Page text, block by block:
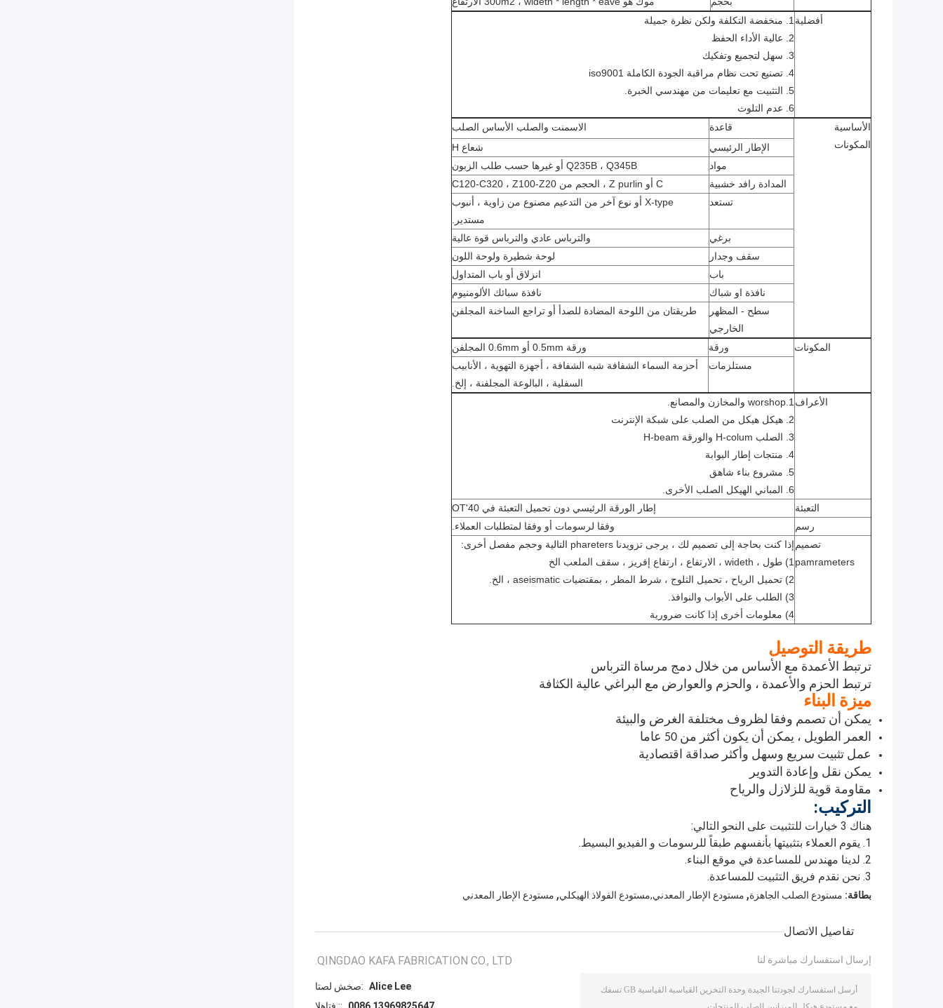
أفضلية1. منخفضة التكلفة ولكن نظرة جميلة
2. عالية الأداء الحفظ
3. سهل لتجميع وتفكيك
4. تصنيع تحت نظام مراقبة الجودة الكاملة iso9001
5. التثبيت مع تعليمات من مهندسي الخبرة.
6. عدم التلوث
الأساسية
المكونات
قاعدة
الاسمنت والصلب الأساس الصلب
الإطار الرئيسي
شعاع H
مواد
Q235B ، Q345B أو غيرها حسب طلب الزبون
المدادة رافد خشبية
C أو Z purlin ، الحجم من C120-C320 ، Z100-Z20
تستعد
X-type أو نوع آخر من التدعيم مصنوع من زاوية ، أنبوب
مستدير.
برغي
والترباس عادي والترباس قوة عالية
سقف وجدار
لوحة شطيرة ولوحة اللون
باب
انزلاق أو باب المتداول
نافذة او شباك
نافذة سبائك الألومنيوم
سطح - المظهر
الخارجي
طريقتان من اللوحة المضادة للصدأ أو تراجع الساخنة المجلفن
المكونات ورقة
ورقة 0.5mm أو 0.6mm المجلفن
مستلزمات
أحزمة السماء الشفافة شبه الشفافة ، أجهزة التهوية ، الأنابيب
السفلية ، البالوعة المجلفنة ، إلخ.
الأعراف1.worshop والمخازن والمصانع.
2. هيكل هيكل من الصلب على شبكة الإنترنت
3. الصلب H-colum والورقة H-beam
4. منتجات إطار البوابة
5. مشروع بناء شاهق
6. المباني الهيكل الصلب الأخرى.
التعبئة
إطار الورقة الرئيسي دون تحميل التعبئة في 40'OT
رسم
وفقا لرسومات أو وفقا لمتطلبات العملاء.
تصميم
pamrameters
إذا كنت بحاجة إلى تصميم لك ، يرجى تزويدنا phareters التالية وحجم مفصل أخرى:
1) طول ، wideth ، الارتفاع ، ارتفاع إفريز ، سقف الملعب الخ
2) تحميل الرياح ، تحميل الثلوج ، شرط المطر ، بمقتضيات aseismatic ، الخ.
3) الطلب على الأبواب والنوافذ.
4) معلومات أخرى إذا كانت ضرورية
طريقة التوصيل
ترتبط الأعمدة مع الأساس من خلال دمج مرساة الترباس
ترتبط الحزم والأعمدة ، والحزم والعوارض مع البراغي عالية الكثافة
ميزة البناء
يمكن أن تصمم وفقا لظروف مختلفة الغرض والبيئة
العمر الطويل ، يمكن أن يكون أكثر من 50 عاما
عمل تثبيت سريع وسهل وأكثر صداقة اقتصادية
يمكن نقل وإعادة التدوير
مقاومة قوية للزلازل والرياح
التركيب:
هناك 3 خيارات للتثبيت على النحو التالي:
1. يقوم العملاء بتثبيتها بأنفسهم طبقاً للرسومات و الفيديو البسيط.
2. لدينا مهندس للمساعدة في موقع البناء.
3. نحن نقدم فريق التثبيت للمساعدة.
بطاقة: مستودع الصلب الجاهزة, مستودع الإطار المعدني,مستودع الفولاذ الهيكلي, مستودع الإطار المعدني
تفاصيل الاتصال
QINGDAO KAFA FABRICATION CO., LTD.
اتصل شخص: Alice Lee
إرسال استفسارك مباشرة لنا